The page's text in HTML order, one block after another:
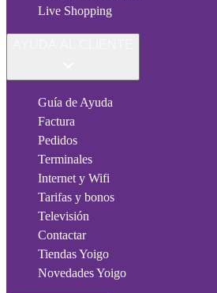
Live Shopping
Guía de Ayuda
Factura
Pedidos
Terminales
Internet y Wifi
Tarifas y bonos
Televisión
Contactar
Tiendas Yoigo
Novedades Yoigo